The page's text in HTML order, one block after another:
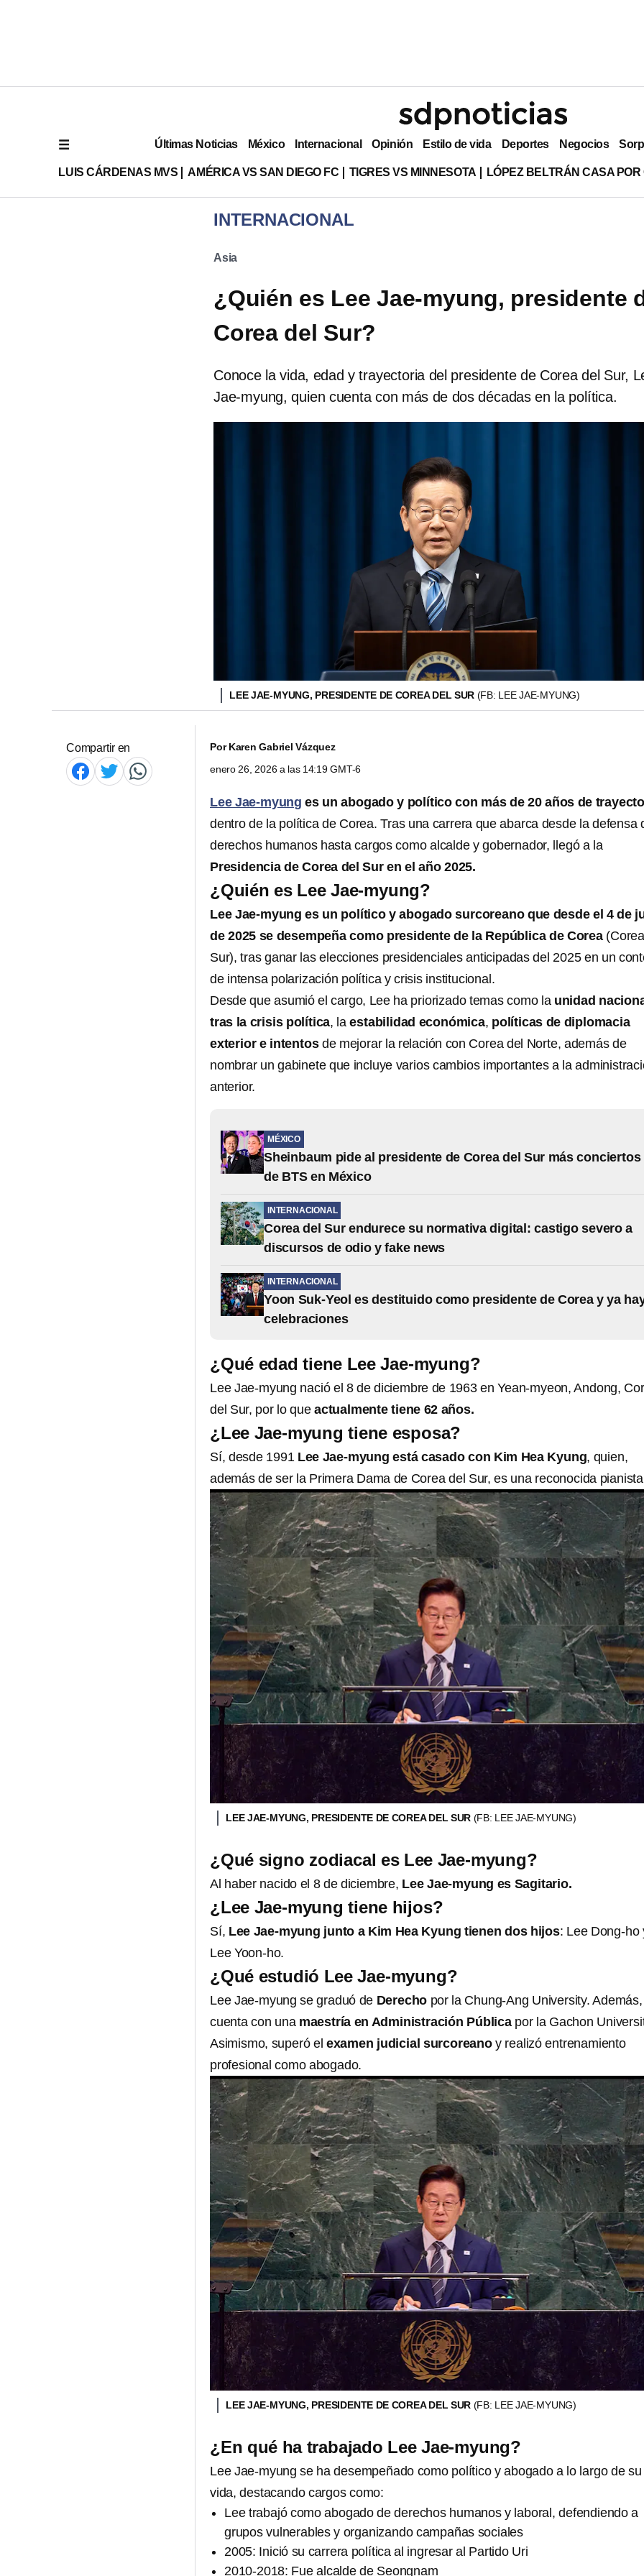
Últimas Noticias México Internacional Opinión Estilo de vida Deportes Negocios
LUIS CÁRDENAS MVS AMÉRICA VS SAN DIEGO FC TIGRES VS MINNESOTA LÓPEZ BELTRÁN CASA
INTERNACIONAL
Asia
¿Quién es Lee Jae-myung, presidente
Corea del Sur?
Conoce la vida, edad y trayectoria del presidente de Corea del Sur,
Jae-myung, quien cuenta con más de dos décadas en la política.
LEE JAE-MYUNG, PRESIDENTE DE COREA DEL SUR (FB: LEE JAE-MYUNG)
Compartir en PorKaren Gabriel Vázquez
enero 26, 2026 a las 14:19 GMT-6
Lee Jae-myung es un abogado y político con más de 20 años de
dentro de la política de Corea. Tras una carrera que abarca desde la defensa
derechos humanos hasta cargos como alcalde y gobernador, llegó a la
Presidencia de Corea del Sur en el año 2025.
¿Quién es Lee Jae-myung?
Lee Jae-myung es un político y abogado surcoreano que desde el 4 de
de 2025 se desempeña como presidente de la República de Corea
Sur), tras ganar las elecciones presidenciales anticipadas del 2025 en un
de intensa polarización política y crisis institucional.
Desde que asumió el cargo, Lee ha priorizado temas como la unidad
tras la crisis política, laestabilidad económica, políticas de diplomacia
exterior e intentosde mejorar la relación con Corea del Norte, además de
nombrar un gabinete que incluye varios cambios importantes a la
anterior.
MÉXICO
Sheinbaum pide al presidente de Corea del Sur más conciertos
de BTS en México
INTERNACIONAL
Corea del Sur endurece su normativa digital: castigo severo a
discursos de odio y fake news
INTERNACIONAL
Yoon Suk-Yeol es destituido como presidente de Corea y ya
celebraciones
¿Qué edad tiene Lee Jae-myung?
Lee Jae-myung nació el 8 de diciembre de 1963 en Yean-myeon, Andong,
del Sur, por lo queactualmente tiene 62 años.
¿Lee Jae-myung tiene esposa?
Sí, desde 1991 Lee Jae-myung está casado con Kim Hea Kyung, quien,
además de ser la Primera Dama de Corea del Sur, es una reconocida
LEE JAE-MYUNG, PRESIDENTE DE COREA DEL SUR (FB: LEE JAE-MYUNG)
¿Qué signo zodiacal es Lee Jae-myung?
Al haber nacido el 8 de diciembre, Lee Jae-myung es Sagitario.
¿Lee Jae-myung tiene hijos?
Sí, Lee Jae-myung junto a Kim Hea Kyung tienen dos hijos: Lee Dong-ho
Lee Yoon-ho.
¿Qué estudió Lee Jae-myung?
Lee Jae-myung se graduó de Derecho por la Chung-Ang University. Además,
cuenta con una maestría en Administración Públicapor la Gachon
Asimismo, superó el examen judicial surcoreanoy realizó entrenamiento
profesional como abogado.
LEE JAE-MYUNG, PRESIDENTE DE COREA DEL SUR (FB: LEE JAE-MYUNG)
¿En qué ha trabajado Lee Jae-myung?
Lee Jae-myung se ha desempeñado como político y abogado a lo largo de su
vida, destacando cargos como:
Lee trabajó como abogado de derechos humanos y laboral, defendiendo a
grupos vulnerables y organizando campañas sociales
2005: Inició su carrera política al ingresar al Partido Uri
2010-2018: Fue alcalde de Seongnam